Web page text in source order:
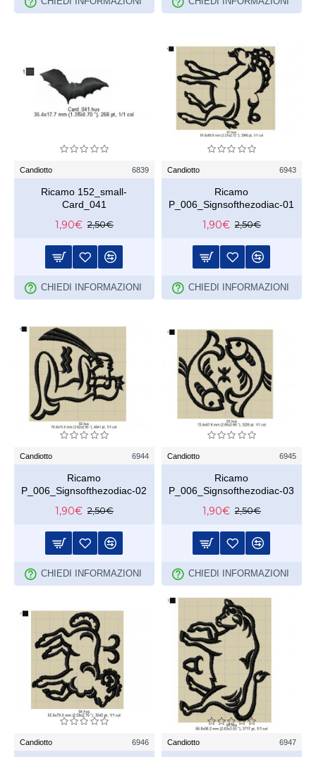
Candiotto 6839
Ricamo 152_small-
Card_041
1,90€ 2,50€
CHIEDI INFORMAZIONI
Candiotto 6943
Ricamo
P_006_Signsofthezodiac-01
1,90€ 2,50€
CHIEDI INFORMAZIONI
Candiotto 6944
Ricamo
P_006_Signsofthezodiac-02
1,90€ 2,50€
CHIEDI INFORMAZIONI
Candiotto 6945
Ricamo
P_006_Signsofthezodiac-03
1,90€ 2,50€
CHIEDI INFORMAZIONI
Candiotto 6946 Candiotto 6947